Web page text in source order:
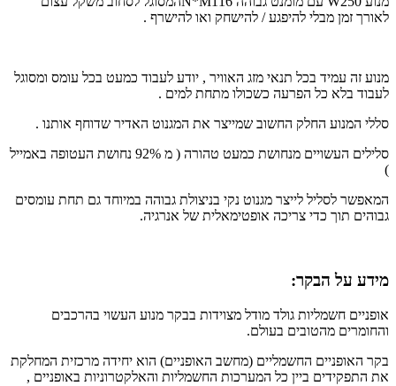
לאורך זמן מבלי להיפגע / להישחק ואו להישרף .
מנוע זה עמיד בכל תנאי מזג האוויר , יודע לעבוד כמעט בכל עומס ומסוגל
לעבוד בלא כל הפרעה כשכולו מתחת למים .
סללי המנוע החלק החשוב שמייצר את המגנוט האדיר שדוחף אותנו .
סלילים העשויים מנחושת כמעט טהורה ( מ 92% נחושת העטופה באמייל
)
המאפשר לסליל לייצר מגנוט נקי בניצולת גבוהה במיוחד גם תחת עומסים
גבוהים תוך כדי צריכה אופטימאלית של אנרגיה.
מידע על הבקר:
אופניים חשמליות גולד מודל מצוידות בבקר מנוע העשוי בהרכבים
והחומרים מהטובים בעולם.
בקר האופניים החשמליים (מחשב האופניים) הוא יחידה מרכזית המחלקת
את התפקידים ביין כל המערכות החשמליות והאלקטרוניות באופניים ,